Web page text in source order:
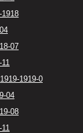
1918
07
11
1919-1919-0
04
08
11